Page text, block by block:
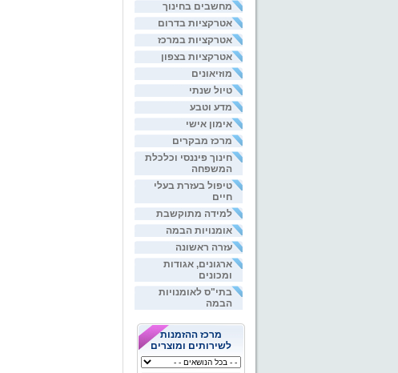
מחשבים בחינוך
אטרקציות בדרום
אטרקציות במרכז
אטרקציות בצפון
מוזיאונים
טיול שנתי
מדע וטבע
אימון אישי
מרכז מבקרים
חינוך פיננסי וכלכלת
המשפחה
טיפול בעזרת בעלי
חיים
למידה מתוקשבת
אומנויות הבמה
עזרה ראשונה
ארגונים, אגודות
ומכונים
בתי"ס לאומנויות
הבמה
מרכז ההזמנות
לשירותים ומוצרים